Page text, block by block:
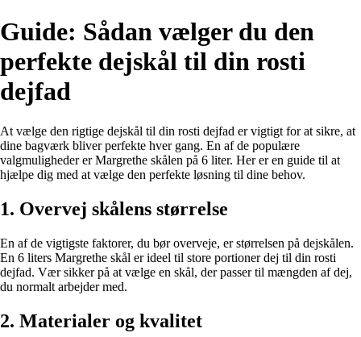
Guide: Sådan vælger du den
perfekte dejskål til din rosti
dejfad
At vælge den rigtige dejskål til din rosti dejfad er vigtigt for at sikre, at
dine bagværk bliver perfekte hver gang. En af de populære
valgmuligheder er Margrethe skålen på 6 liter. Her er en guide til at
hjælpe dig med at vælge den perfekte løsning til dine behov.
1. Overvej skålens størrelse
En af de vigtigste faktorer, du bør overveje, er størrelsen på dejskålen.
En 6 liters Margrethe skål er ideel til store portioner dej til din rosti
dejfad. Vær sikker på at vælge en skål, der passer til mængden af dej,
du normalt arbejder med.
2. Materialer og kvalitet